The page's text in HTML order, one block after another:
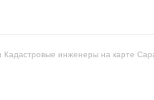
инженеры на карте